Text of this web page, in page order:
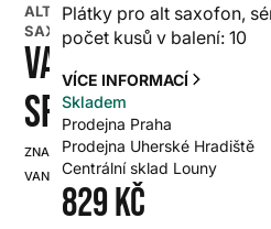
ALT
SAXOFON
VANDOREN
SR261
ZNAČKA:
VANDOREN
SKU:
HX0000000005418
Plátky pro alt saxofon,
počet kusů v balení: 10
VÍCE INFORMACÍ
Skladem
Prodejna Praha
Prodejna Uherské Hradiště
Centrální sklad Louny
829 Kč